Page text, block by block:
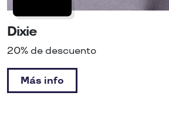
Dixie
20% de descuento
Más info